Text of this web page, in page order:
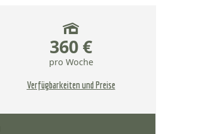
360 €
pro Woche
Verfügbarkeiten und Preise